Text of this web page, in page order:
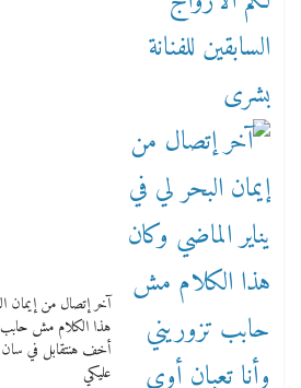
آخر إتصال من إيمان
هذا الكلام مش حابب
أخف هنتقابل في
عليكي